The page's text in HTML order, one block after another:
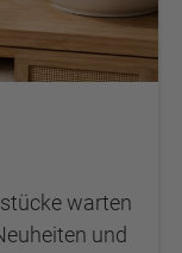
warten
und